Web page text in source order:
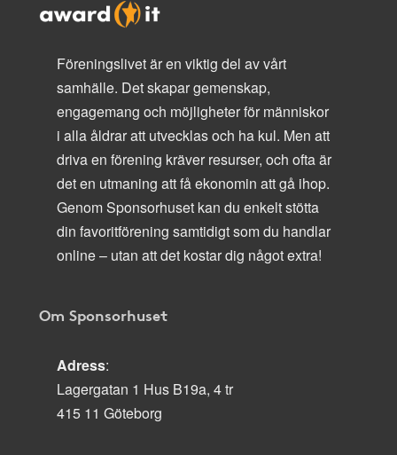
Föreningslivet är en viktig del av vårt
samhälle. Det skapar gemenskap,
engagemang och möjligheter för människor
i alla åldrar att utvecklas och ha kul. Men att
driva en förening kräver resurser, och ofta är
det en utmaning att få ekonomin att gå ihop.
Genom Sponsorhuset kan du enkelt stötta
din favoritförening samtidigt som du handlar
online – utan att det kostar dig något extra!
Om Sponsorhuset
Adress:
Lagergatan 1 Hus B19a, 4 tr
415 11 Göteborg